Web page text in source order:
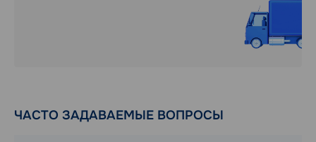
ЧАСТО ЗАДАВАЕМЫЕ ВОПРОСЫ